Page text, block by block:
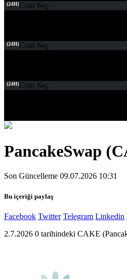
(24H)Coin Seç
(24H)Coin Seç
(24H)Coin Seç
PancakeSwap
Son Güncelleme 09.07.2026 10:31
Bu içeriği paylaş
Facebook Twitter Telegram Linkedin
2.7.2026 0 tarihindeki CAKE